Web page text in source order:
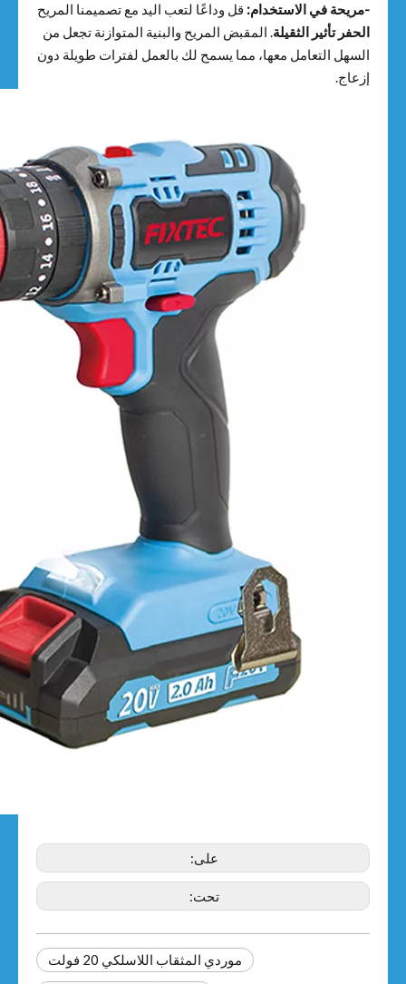
-مريحة في الاستخدام: قل وداعًا لتعب اليد مع تصميمنا المريح
الحفر تأثير الثقيلة. المقبض المريح والبنية المتوازنة تجعل من
السهل التعامل معها، مما يسمح لك بالعمل لفترات طويلة دون
إزعاج.
على:
تحت:
موردي المثقاب اللاسلكي 20 فولت